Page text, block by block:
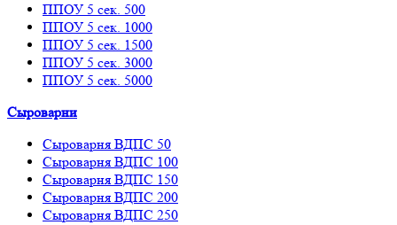
ППОУ 5 сек. 500
ППОУ 5 сек. 1000
ППОУ 5 сек. 1500
ППОУ 5 сек. 3000
ППОУ 5 сек. 5000
Сыроварни
Сыроварня ВДПС 50
Сыроварня ВДПС 100
Сыроварня ВДПС 150
Сыроварня ВДПС 200
Сыроварня ВДПС 250